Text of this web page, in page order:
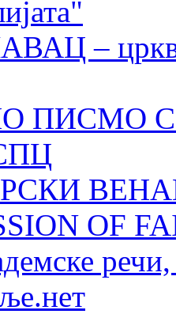
–
ПИСМО
OF